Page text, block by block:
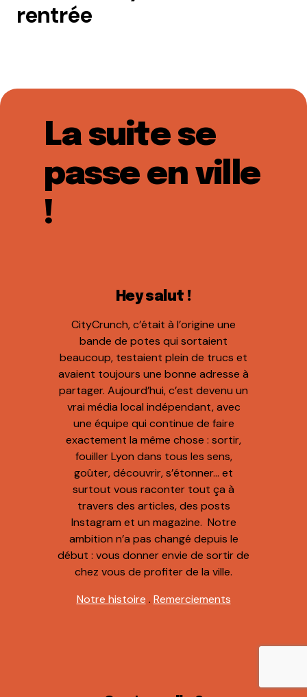
rentrée
La suite se
passe en ville
!
Hey salut !
CityCrunch, c’était à l’origine une
bande de potes qui sortaient
beaucoup, testaient plein de trucs et
avaient toujours une bonne adresse à
partager. Aujourd’hui, c’est devenu un
vrai média local indépendant, avec
une équipe qui continue de faire
exactement la même chose : sortir,
fouiller Lyon dans tous les sens,
goûter, découvrir, s’étonner… et
surtout vous raconter tout ça à
travers des articles, des posts
Instagram et un magazine. Notre
ambition n’a pas changé depuis le
début : vous donner envie de sortir de
chez vous de profiter de la ville.
Notre histoire . Remerciements